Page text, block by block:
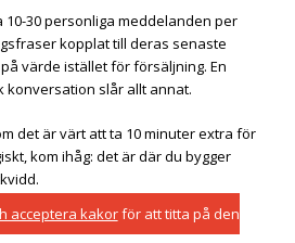
10-30 personliga meddelanden per
kopplat till deras senaste
värde istället för försäljning. En
konversation slår allt annat.
det är värt att ta 10 minuter extra för
kom ihåg: det är där du bygger
acceptera kakorför att titta på den